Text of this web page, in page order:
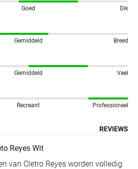
Goed Dik
Gemiddeld Breed
Gemiddeld Veel
Recreant Professioneel
REVIEWS
Reyes Wit
van Cletro Reyes worden volledig